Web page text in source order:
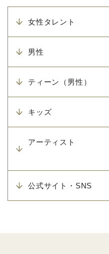
女性タレント
男性
ティーン（男性）
キッズ
アーティスト
公式サイト・SNS